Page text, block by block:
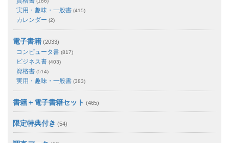
実用・趣味・一般書 (415)
カレンダー (2)
電子書籍 (2033)
コンピュータ書 (817)
ビジネス書 (403)
資格書 (514)
実用・趣味・一般書 (383)
書籍＋電子書籍セット (465)
限定特典付き (54)